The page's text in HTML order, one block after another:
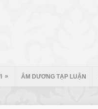
» ÂM DƯƠNG TẠP LUẬN